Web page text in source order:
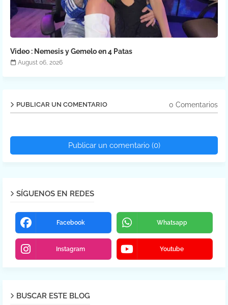
Video : Nemesis y Gemelo en 4 Patas
August 06, 2026
PUBLICAR UN COMENTARIO 0 Comentarios
Publicar un comentario (0)
SÍGUENOS EN REDES
Facebook Whatsapp
Instagram Youtube
BUSCAR ESTE BLOG